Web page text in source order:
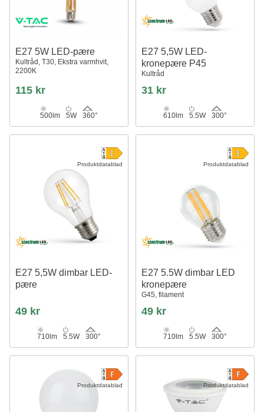
E27 5W LED-pære
Kultråd, T30, Ekstra varmhvit,
2200K
115 kr
500lm 5W 360°
E27 5,5W LED-
kronepære P45
Kultråd
31 kr
610lm 5.5W 300°
Produktdatablad
E27 5,5W dimbar LED-
pære
49 kr
710lm 5.5W 300°
Produktdatablad
E27 5.5W dimbar LED
kronepære
G45, filament
49 kr
710lm 5.5W 300°
Produktdatablad Produktdatablad